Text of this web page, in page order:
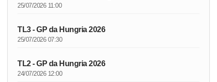
25/07/2026 11:00
TL3 - GP da Hungria 2026
25/07/2026 07:30
TL2 - GP da Hungria 2026
24/07/2026 12:00